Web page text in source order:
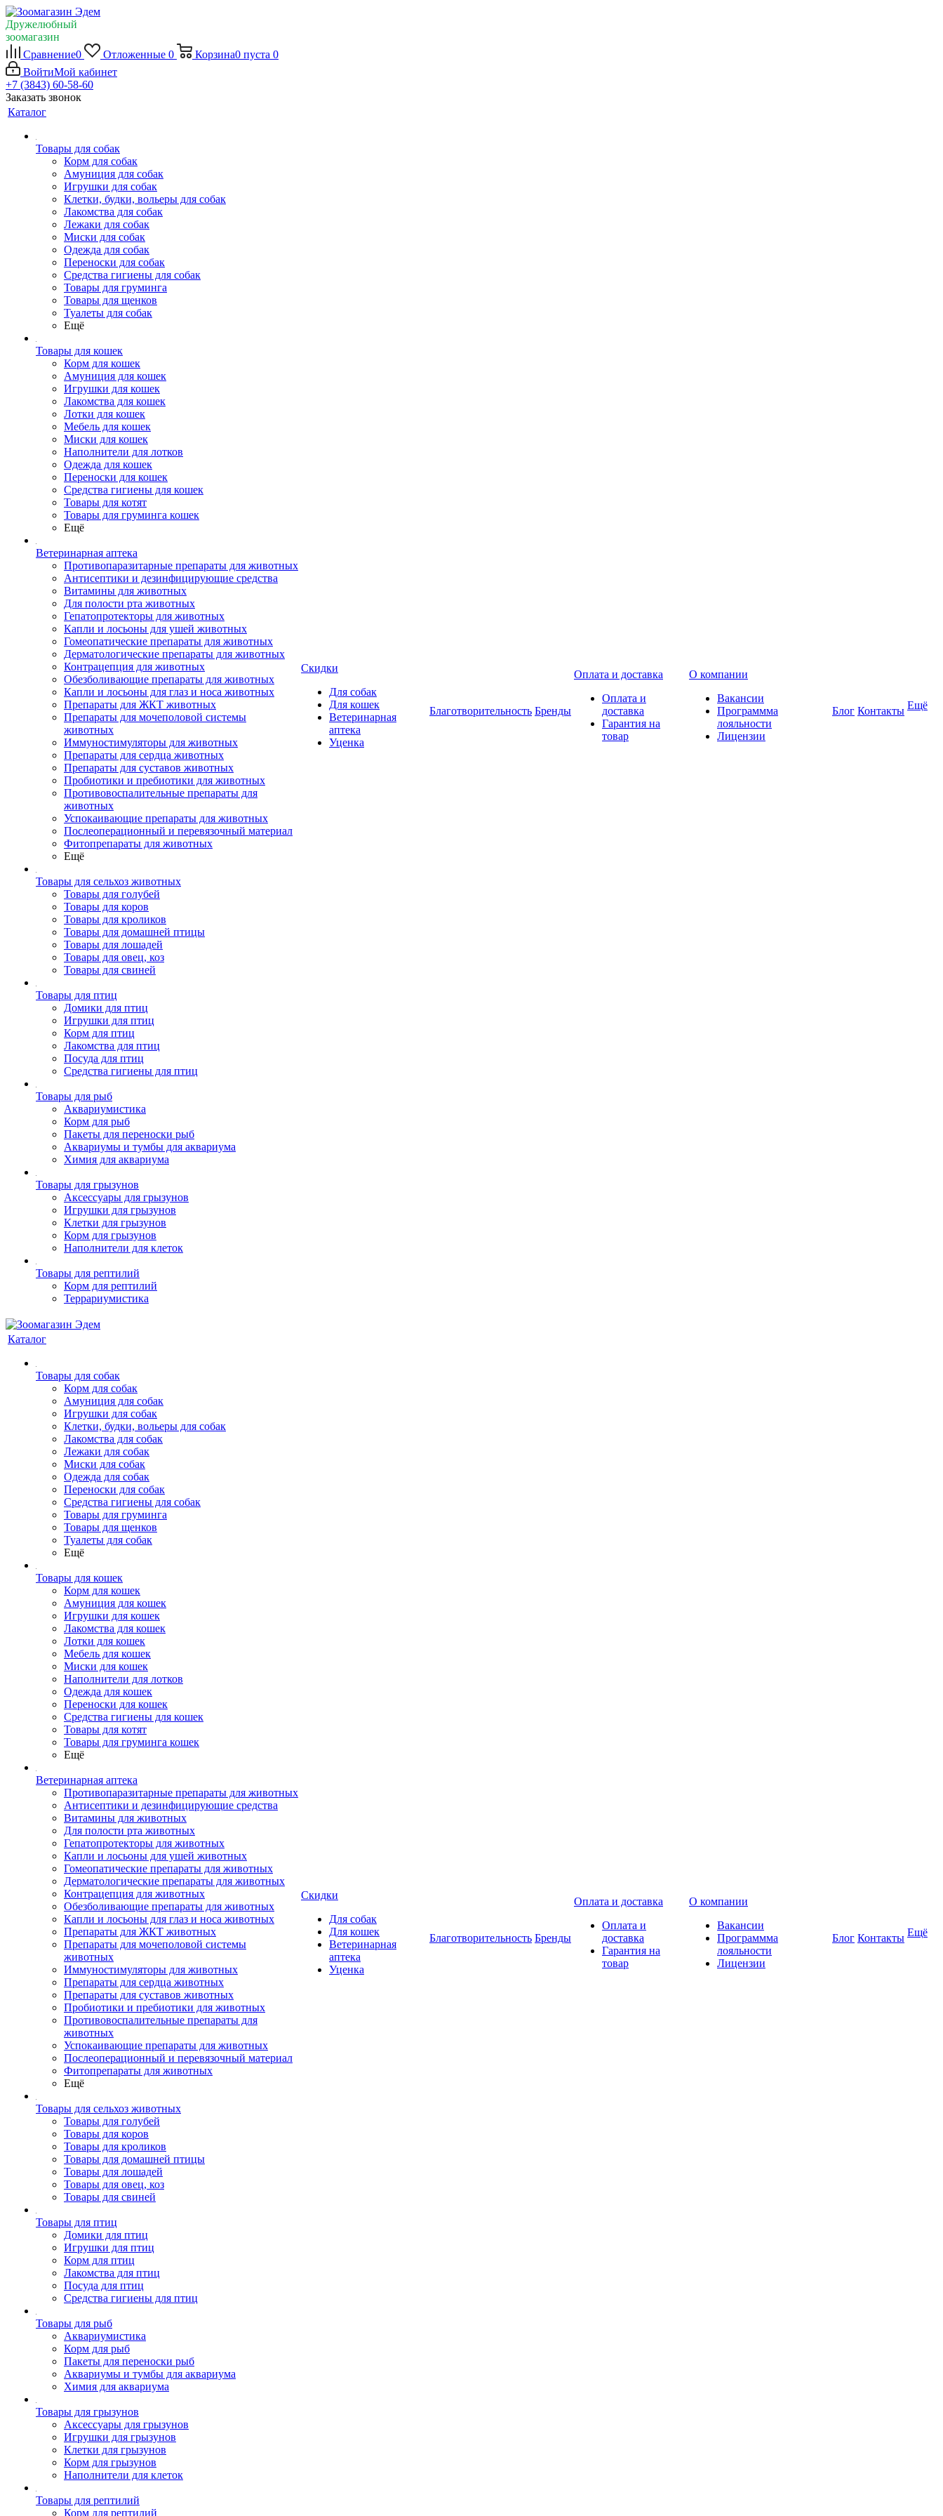
Дружелюбный
зоомагазин
Сравнение0 Отложенные 0 Корзина0 пуста 0
ВойтиМой кабинет
+7 (3843) 60-58-60
Заказать звонок
Каталог
Товары для собак
Корм для собак
Амуниция для собак
Игрушки для собак
Клетки, будки, вольеры для собак
Лакомства для собак
Лежаки для собак
Миски для собак
Одежда для собак
Переноски для собак
Средства гигиены для собак
Товары для груминга
Товары для щенков
Туалеты для собак
Ещё
Товары для кошек
Корм для кошек
Амуниция для кошек
Игрушки для кошек
Лакомства для кошек
Лотки для кошек
Мебель для кошек
Миски для кошек
Наполнители для лотков
Одежда для кошек
Переноски для кошек
Средства гигиены для кошек
Товары для котят
Товары для груминга кошек
Ещё
Ветеринарная аптека
Противопаразитарные препараты для животных
Антисептики и дезинфицирующие средства
Витамины для животных
Для полости рта животных
Гепатопротекторы для животных
Капли и лосьоны для ушей животных
Гомеопатические препараты для животных
Дерматологические препараты для животных
Контрацепция для животных
Обезболивающие препараты для животных
Капли и лосьоны для глаз и носа животных
Препараты для ЖКТ животных
Препараты для мочеполовой системы
животных
Иммуностимуляторы для животных
Препараты для сердца животных
Препараты для суставов животных
Пробиотики и пребиотики для животных
Противовоспалительные препараты для
животных
Успокаивающие препараты для животных
Послеоперационный и перевязочный материал
Фитопрепараты для животных
Ещё
Товары для сельхоз животных
Товары для голубей
Товары для коров
Товары для кроликов
Товары для домашней птицы
Товары для лошадей
Товары для овец, коз
Товары для свиней
Товары для птиц
Домики для птиц
Игрушки для птиц
Корм для птиц
Лакомства для птиц
Посуда для птиц
Средства гигиены для птиц
Товары для рыб
Аквариумистика
Корм для рыб
Пакеты для переноски рыб
Аквариумы и тумбы для аквариума
Химия для аквариума
Товары для грызунов
Аксессуары для грызунов
Игрушки для грызунов
Клетки для грызунов
Корм для грызунов
Наполнители для клеток
Товары для рептилий
Корм для рептилий
Террариумистика
Скидки
Для собак
Для кошек
Ветеринарная
аптека
Уценка
Благотворительность Бренды
Оплата и доставка
Оплата и
доставка
Гарантия на
товар
О компании
Вакансии
Программма
лояльности
Лицензии
Блог Контакты Ещё
Каталог
Товары для собак
Корм для собак
Амуниция для собак
Игрушки для собак
Клетки, будки, вольеры для собак
Лакомства для собак
Лежаки для собак
Миски для собак
Одежда для собак
Переноски для собак
Средства гигиены для собак
Товары для груминга
Товары для щенков
Туалеты для собак
Ещё
Товары для кошек
Корм для кошек
Амуниция для кошек
Игрушки для кошек
Лакомства для кошек
Лотки для кошек
Мебель для кошек
Миски для кошек
Наполнители для лотков
Одежда для кошек
Переноски для кошек
Средства гигиены для кошек
Товары для котят
Товары для груминга кошек
Ещё
Ветеринарная аптека
Противопаразитарные препараты для животных
Антисептики и дезинфицирующие средства
Витамины для животных
Для полости рта животных
Гепатопротекторы для животных
Капли и лосьоны для ушей животных
Гомеопатические препараты для животных
Дерматологические препараты для животных
Контрацепция для животных
Обезболивающие препараты для животных
Капли и лосьоны для глаз и носа животных
Препараты для ЖКТ животных
Препараты для мочеполовой системы
животных
Иммуностимуляторы для животных
Препараты для сердца животных
Препараты для суставов животных
Пробиотики и пребиотики для животных
Противовоспалительные препараты для
животных
Успокаивающие препараты для животных
Послеоперационный и перевязочный материал
Фитопрепараты для животных
Ещё
Товары для сельхоз животных
Товары для голубей
Товары для коров
Товары для кроликов
Товары для домашней птицы
Товары для лошадей
Товары для овец, коз
Товары для свиней
Товары для птиц
Домики для птиц
Игрушки для птиц
Корм для птиц
Лакомства для птиц
Посуда для птиц
Средства гигиены для птиц
Товары для рыб
Аквариумистика
Корм для рыб
Пакеты для переноски рыб
Аквариумы и тумбы для аквариума
Химия для аквариума
Товары для грызунов
Аксессуары для грызунов
Игрушки для грызунов
Клетки для грызунов
Корм для грызунов
Наполнители для клеток
Товары для рептилий
Корм для рептилий
Скидки
Для собак
Для кошек
Ветеринарная
аптека
Уценка
Благотворительность Бренды
Оплата и доставка
Оплата и
доставка
Гарантия на
товар
О компании
Вакансии
Программма
лояльности
Лицензии
Блог Контакты Ещё